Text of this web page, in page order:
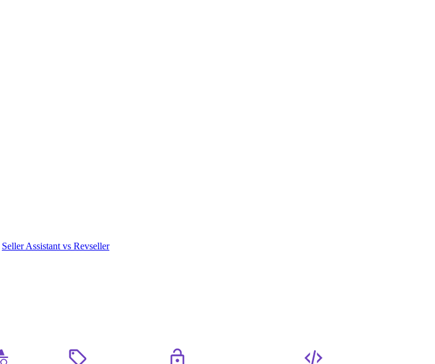
Seller Assistant vs Revseller